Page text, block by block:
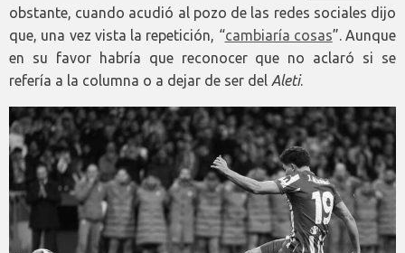
obstante, cuando acudió al pozo de las redes sociales dijo
que, una vez vista la repetición, “cambiaría cosas”. Aunque
en su favor habría que reconocer que no aclaró si se
refería a la columna o a dejar de ser del Aleti.